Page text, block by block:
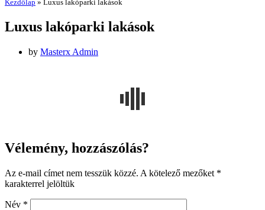
Kezdőlap » Luxus lakóparki lakások
Luxus lakóparki lakások
by Masterx Admin
Vélemény, hozzászólás?
Az e-mail címet nem tesszük közzé. A kötelező mezőket *
karakterrel jelöltük
Név *